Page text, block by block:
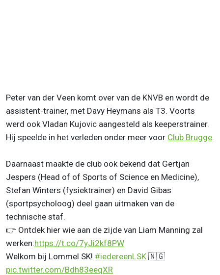
Peter van der Veen komt over van de KNVB en wordt de
assistent-trainer, met Davy Heymans als T3. Voorts
werd ook Vladan Kujovic aangesteld als keeperstrainer.
Hij speelde in het verleden onder meer voor Club Brugge.
Daarnaast maakte de club ook bekend dat Gertjan
Jespers (Head of of Sports of Science en Medicine),
Stefan Winters (fysiektrainer) en David Gibas
(sportpsycholoog) deel gaan uitmaken van de
technische staf.
👉 Ontdek hier wie aan de zijde van Liam Manning zal
werken:https://t.co/7yJi2kf8PW
Welkom bij Lommel SK! #iedereenLSK 🇳🇬
pic.twitter.com/Bdh83eeqXR